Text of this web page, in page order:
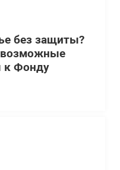
без защиты?
возможные
к Фонду